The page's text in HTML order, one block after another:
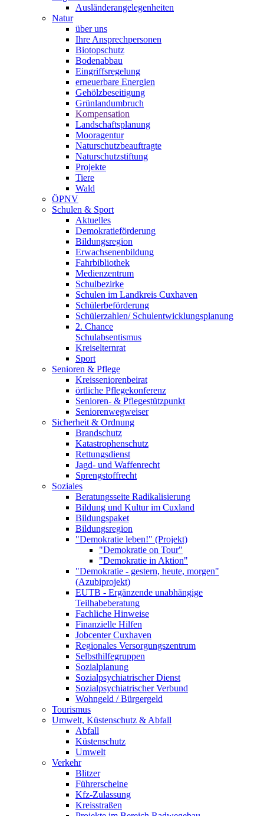
Ausländerangelegenheiten
Natur
über uns
Ihre Ansprechpersonen
Biotopschutz
Bodenabbau
Eingriffsregelung
erneuerbare Energien
Gehölzbeseitigung
Grünlandumbruch
Kompensation
Landschaftsplanung
Mooragentur
Naturschutzbeauftragte
Naturschutzstiftung
Projekte
Tiere
Wald
ÖPNV
Schulen & Sport
Aktuelles
Demokratieförderung
Bildungsregion
Erwachsenenbildung
Fahrbibliothek
Medienzentrum
Schulbezirke
Schulen im Landkreis Cuxhaven
Schülerbeförderung
Schülerzahlen/ Schulentwicklungsplanung
2. Chance
Schulabsentismus
Kreiselternrat
Sport
Senioren & Pflege
Kreisseniorenbeirat
örtliche Pflegekonferenz
Senioren- & Pflegestützpunkt
Seniorenwegweiser
Sicherheit & Ordnung
Brandschutz
Katastrophenschutz
Rettungsdienst
Jagd- und Waffenrecht
Sprengstoffrecht
Soziales
Beratungsseite Radikalisierung
Bildung und Kultur im Cuxland
Bildungspaket
Bildungsregion
"Demokratie leben!" (Projekt)
"Demokratie on Tour"
"Demokratie in Aktion"
"Demokratie - gestern, heute, morgen"
(Azubiprojekt)
EUTB - Ergänzende unabhängige
Teilhabeberatung
Fachliche Hinweise
Finanzielle Hilfen
Jobcenter Cuxhaven
Regionales Versorgungszentrum
Selbsthilfegruppen
Sozialplanung
Sozialpsychiatrischer Dienst
Sozialpsychiatrischer Verbund
Wohngeld / Bürgergeld
Tourismus
Umwelt, Küstenschutz & Abfall
Abfall
Küstenschutz
Umwelt
Verkehr
Blitzer
Führerscheine
Kfz-Zulassung
Kreisstraßen